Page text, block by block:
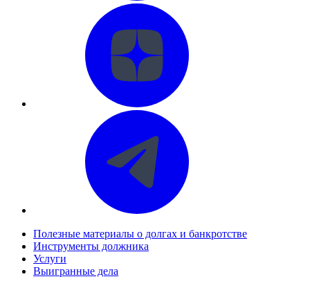
Полезные материалы о долгах и банкротстве
Инструменты должника
Услуги
Выигранные дела